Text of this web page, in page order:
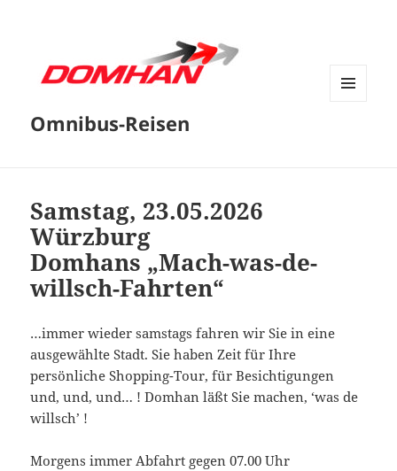
Omnibus-Reisen
Samstag, 23.05.2026
Würzburg
Domhans „Mach-was-de-
willsch-Fahrten“
…immer wieder samstags fahren wir Sie in eine
ausgewählte Stadt. Sie haben Zeit für Ihre
persönliche Shopping-Tour, für Besichtigungen
und, und, und… ! Domhan läßt Sie machen, ‘was de
willsch’ !
Morgens immer Abfahrt gegen 07.00 Uhr